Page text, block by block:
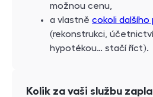
možnou cenu,
a vlastně cokoli
(rekonstrukci,
hypotékou… stačí říct).
Kolik za vaši službu